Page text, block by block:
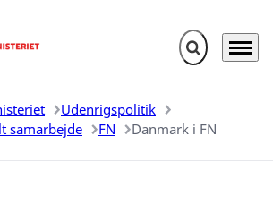
Fold søgefelt
Menu
Udenrigspolitik
samarbejde
FN Danmark i FN